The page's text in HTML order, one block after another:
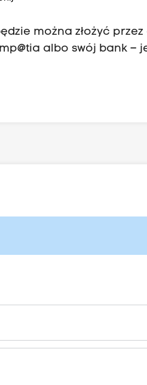
można złożyć
albo swój bank –